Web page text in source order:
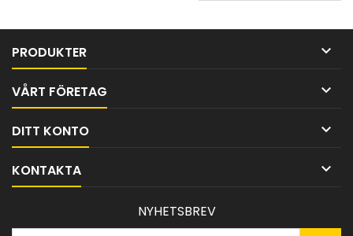
PRODUKTER 
VÅRT FÖRETAG 
DITT KONTO 
KONTAKTA 
NYHETSBREV